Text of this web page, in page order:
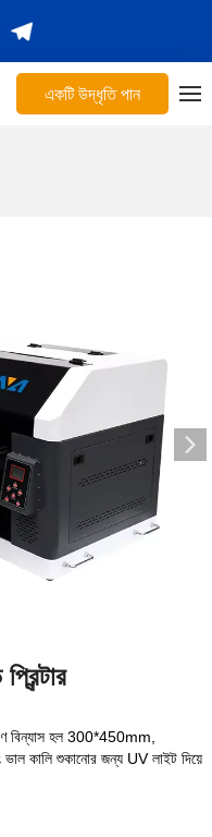
একটি উদ্ধৃতি পান
বিন্যাস হল 300*450mm,
কালি শুকানোর জন্য UV লাইট দিয়ে